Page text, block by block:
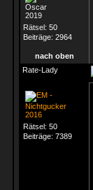
Rätsel: 50
Beiträge: 2964
nach oben
Rate-Lady
Rätsel: 50
Beiträge: 7389